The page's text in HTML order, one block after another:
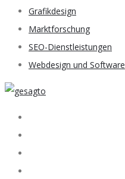
Grafikdesign
Marktforschung
SEO-Dienstleistungen
Webdesign und Software